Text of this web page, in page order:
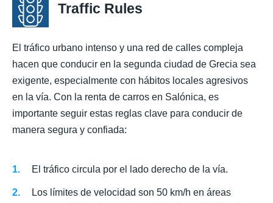
Traffic Rules
El tráfico urbano intenso y una red de calles compleja
hacen que conducir en la segunda ciudad de Grecia sea
exigente, especialmente con hábitos locales agresivos
en la vía. Con la renta de carros en Salónica, es
importante seguir estas reglas clave para conducir de
manera segura y confiada:
El tráfico circula por el lado derecho de la vía.
Los límites de velocidad son 50 km/h en áreas